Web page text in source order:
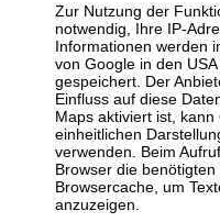
Zur Nutzung der
notwendig, Ihre IP-
Informationen werden
von Google in den
gespeichert. Der
Einfluss auf diese
Maps aktiviert ist,
einheitlichen
verwenden. Beim
Browser die
Browsercache, um
anzuzeigen.